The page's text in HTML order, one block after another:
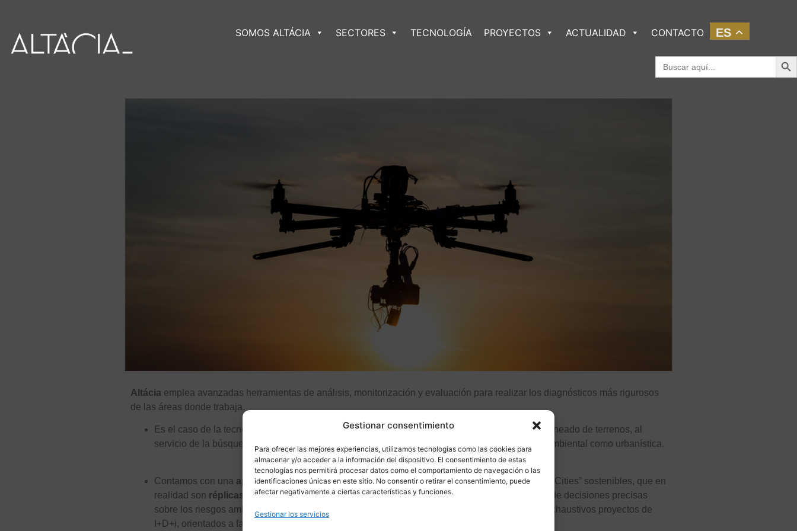
Gestionar consentimiento
Para ofrecer las mejores experiencias, utilizamos tecnologías como las cookies para
almacenar y/o acceder a la información del dispositivo. El consentimiento de estas
tecnologías nos permitirá procesar datos como el comportamiento de navegación o las
identificaciones únicas en este sitio. No consentir o retirar el consentimiento, puede
afectar negativamente a ciertas características y funciones.
Gestionar los servicios
SOMOS ALTÁCIA SECTORES TECNOLOGÍA PROYECTOS ACTUALIDAD CONTACTO ES
Buscar:
Altácia emplea avanzadas herramientas de análisis, monitorización y evaluación para realizar los diagnósticos más rigurosos
de las áreas donde trabaja.
Es el caso de la tecnología , que a través devuelos de Dron, realiza un riguroso escaneado de terrenos, al
servicio de la búsqueda de emplazamientos potencialmente viables, desde la vertiente, tanto ambiental como urbanística.
Contamos con una aplicación de inteligencia artificial geoespacial (IA)para construir “Smart Cities” sostenibles, que en
realidad son réplicas digitales de los ecosistemaspara ayudar a nuestros clientes a la toma de decisiones precisas
sobre los riesgos ambientales que asolan su territorio.
Dichas soluciones son el resultado de exhaustivos proyectos de
I+D+i, orientados a facilitar la transición hacia una economía circular y regenerativa.